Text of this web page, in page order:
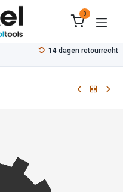
0
14 dagen retourrecht